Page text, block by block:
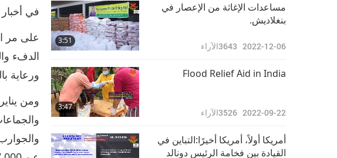
في
على مر
ورعاية
3:51
مساعدات الإغاثة من الإعصار في
بنغلاديش.
2022-12-06
3643الآراء
3:47
Flood Relief Aid in India
2022-09-22
3526الآراء
أمريكا أولاً، أمريكا أخيرًا:التباين في
القيادة بين فخامة الرئيس دونالد